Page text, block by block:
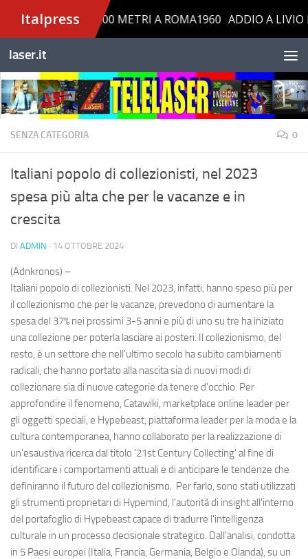
Salta al contenuto
laser.it
SENZA CATEGORIA 0
Italiani popolo di collezionisti, nel 2023
spesa più alta che per le vacanze e in
crescita
DI ADMIN · 14 OTTOBRE 2024
(Adnkronos) –
Italiani popolo di collezionisti. Nel 2023, infatti, hanno speso più per
il collezionismo che per le vacanze, prevedono di aumentare la
spesa del 37% nei prossimi 3-5 anni e più di uno su tre ha iniziato
una collezione per poterla lasciare ai posteri. Il collezionismo, del
resto, è un settore che nell'ultimo secolo ha subito cambiamenti
radicali, che hanno portato alla nascita sia di nuovi modi di
collezionare sia di nuove categorie da tenere d'occhio. Per
approfondire il fenomeno, Catawiki, marketplace online leader per
gli oggetti speciali, e Hypebeast, piattaforma leader per la moda e la
cultura contemporanea, hanno collaborato per la realizzazione di
un’esaustiva ricerca dal titolo '21st Century Collecting' al fine di
identificare i comportamenti attuali e di anticipare le tendenze che
definiranno il futuro del collezionismo. Per farlo, sono stati utilizzati
gli strumenti proprietari di Hypemind, l'autorità di insight all'interno
del portafoglio di Hypebeast capace di tradurre l'intelligenza
culturale in un processo decisionale strategico. Dall’analisi, condotta
in 5 Paesi europei (Italia, Francia, Germania, Belgio e Olanda), su un